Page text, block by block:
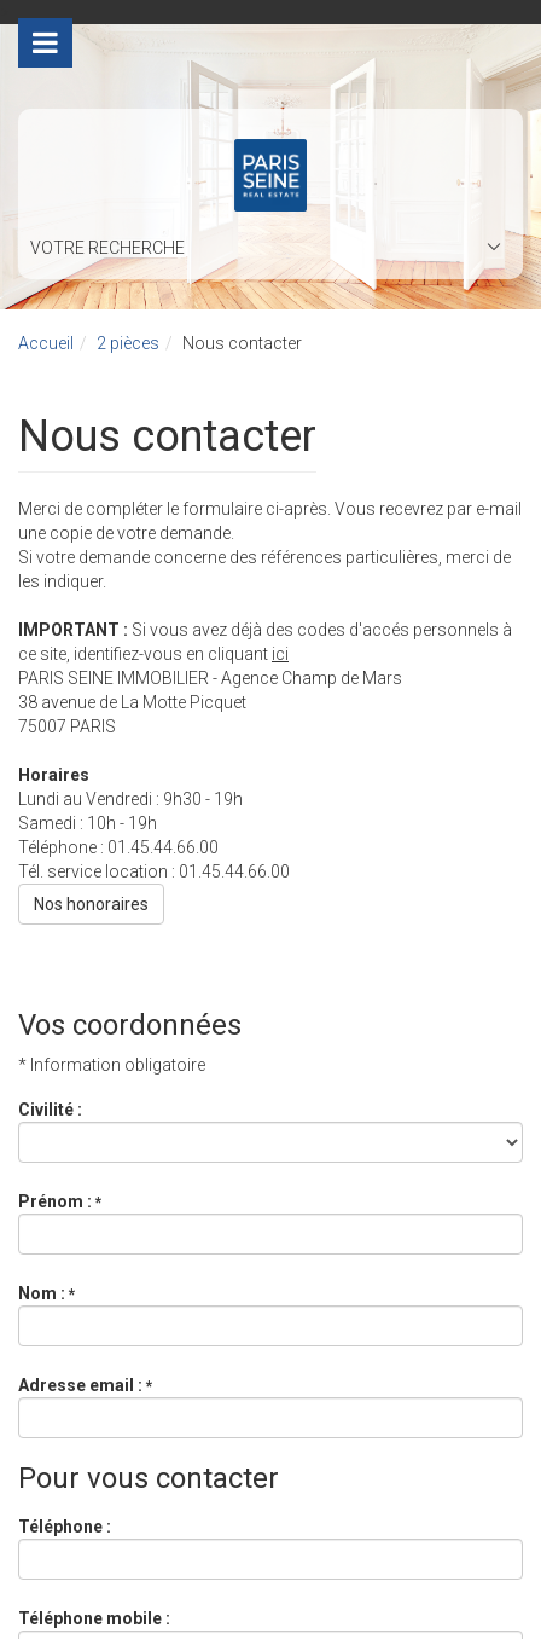
VOTRE RECHERCHE
Accueil 2 pièces Nous contacter
Nous contacter
Merci de compléter le formulaire ci-après. Vous recevrez par e-mail
une copie de votre demande.
Si votre demande concerne des références particulières, merci de
les indiquer.
IMPORTANT : Si vous avez déjà des codes d'accés personnels à
ce site, identifiez-vous en cliquant ici
PARIS SEINE IMMOBILIER - Agence Champ de Mars
38 avenue de La Motte Picquet
75007 PARIS
Horaires
Lundi au Vendredi : 9h30 - 19h
Samedi : 10h - 19h
Téléphone : 01.45.44.66.00
Tél. service location : 01.45.44.66.00
Nos honoraires
Vos coordonnées
* Information obligatoire
Civilité :
Prénom : *
Nom : *
Adresse email : *
Pour vous contacter
Téléphone :
Téléphone mobile :